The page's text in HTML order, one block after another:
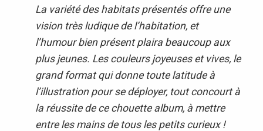
La variété des habitats présentés offre une
vision très ludique de l’habitation, et
l’humour bien présent plaira beaucoup aux
plus jeunes. Les couleurs joyeuses et vives, le
grand format qui donne toute latitude à
l’illustration pour se déployer, tout concourt à
la réussite de ce chouette album, à mettre
entre les mains de tous les petits curieux !